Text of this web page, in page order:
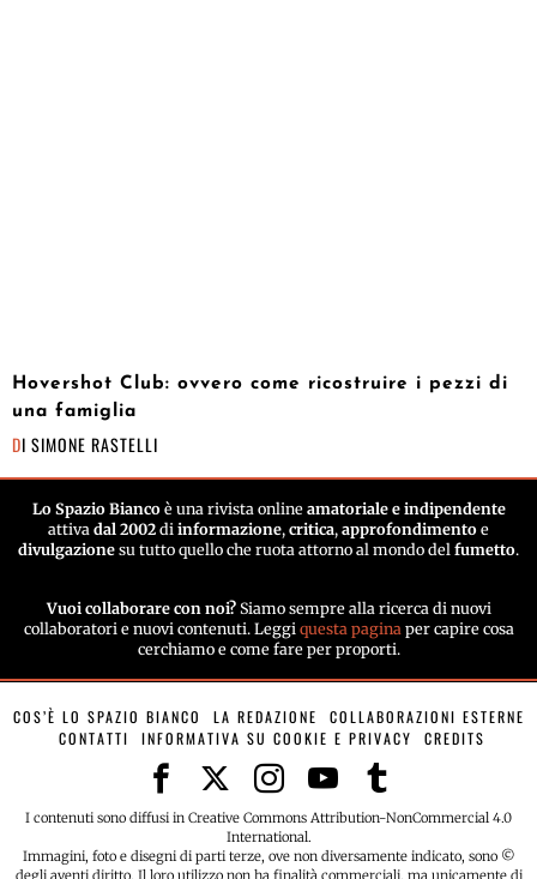
Hovershot Club: ovvero come ricostruire i pezzi di
una famiglia
DI SIMONE RASTELLI
Lo Spazio Biancoè una rivista online amatoriale e indipendente
attiva dal 2002 di informazione, critica, approfondimento e
divulgazione su tutto quello che ruota attorno al mondo del fumetto.
Vuoi collaborare con noi? Siamo sempre alla ricerca di nuovi
collaboratori e nuovi contenuti. Leggi questa paginaper capire cosa
cerchiamo e come fare per proporti.
COS’È LO SPAZIO BIANCO LA REDAZIONE
COLLABORAZIONI ESTERNE
CONTATTI
INFORMATIVA SU COOKIE E PRIVACY CREDITS
I contenuti sono diffusi in Creative Commons Attribution-NonCommercial 4.0
International.
Immagini, foto e disegni di parti terze, ove non diversamente indicato, sono ©